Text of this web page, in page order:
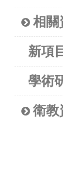
相關
新項
學術
衛教